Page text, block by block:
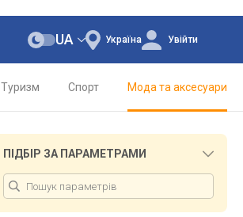
Україна
UA Увійти
Туризм Спорт Мода та аксесуари
ПІДБІР ЗА ПАРАМЕТРАМИ